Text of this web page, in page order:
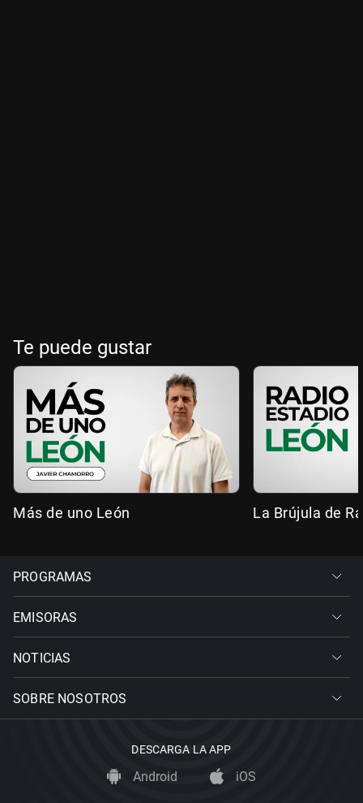
Te puede gustar
Más de uno León La Brújula de
PROGRAMAS
EMISORAS
NOTICIAS
SOBRE NOSOTROS
DESCARGA LA APP
Android iOS